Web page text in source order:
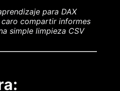
para DAX
caro compartir informes
simple limpieza CSV